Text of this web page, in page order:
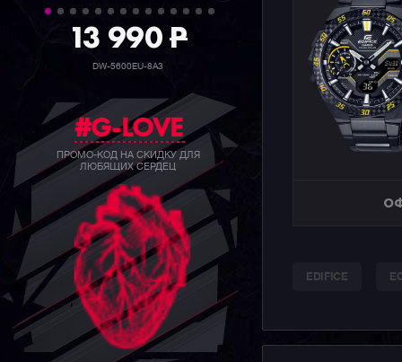
39 990P
GW-B5600BC-1B
#G-LOVE
ПРОМО-КОД НА СКИДКУ ДЛЯ
ЛЮБЯЩИХ СЕРДЕЦ
EDIFICE